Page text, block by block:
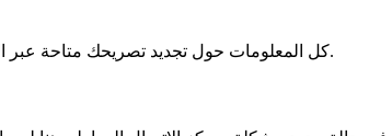
كل المعلومات حول تجديد تصريحك متاحة عبرأشهر من انتهاء صلاحية التصريح.